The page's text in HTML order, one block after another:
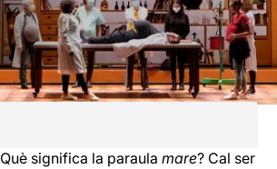
Què significa la paraulamare? Cal ser